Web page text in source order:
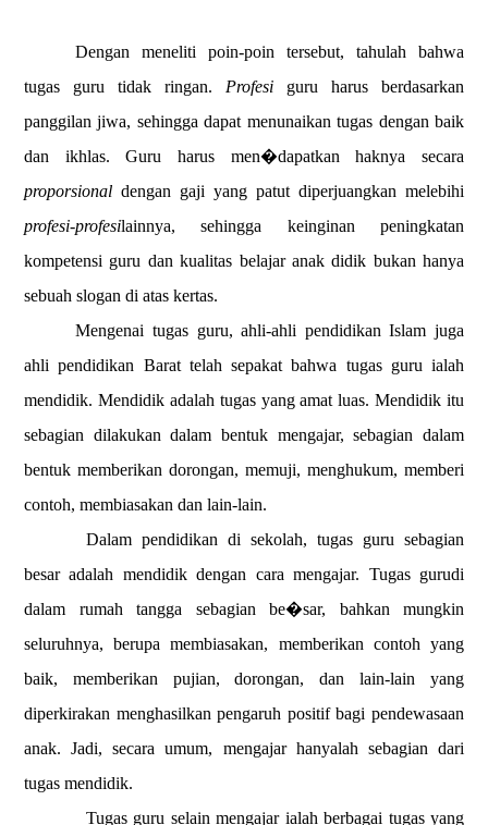
Dengan meneliti poin-poin tersebut, tahulah bahwa
tugas guru tidak ringan. Profesi guru harus berdasarkan
panggilan jiwa, sehingga dapat menunaikan tugas dengan baik
dan ikhlas. Guru harus men�dapatkan haknya secara
proporsional dengan gaji yang patut diperjuangkan melebihi
profesi-profesilainnya, sehingga keinginan peningkatan
kompetensi guru dan kualitas belajar anak didik bukan hanya
sebuah slogan di atas kertas.
Mengenai tugas guru, ahli-ahli pendidikan Islam juga
ahli pendidikan Barat telah sepakat bahwa tugas guru ialah
mendidik. Mendidik adalah tugas yang amat luas. Mendidik itu
sebagian dilakukan dalam bentuk mengajar, sebagian dalam
bentuk memberikan dorongan, memuji, menghukum, memberi
contoh, membiasakan dan lain-lain.
Dalam pendidikan di sekolah, tugas guru sebagian
besar adalah mendidik dengan cara mengajar. Tugas gurudi
dalam rumah tangga sebagian be�sar, bahkan mungkin
seluruhnya, berupa membiasakan, memberikan contoh yang
baik, memberikan pujian, dorongan, dan lain-lain yang
diperkirakan menghasilkan pengaruh positif bagi pendewasaan
anak. Jadi, secara umum, mengajar hanyalah sebagian dari
tugas mendidik.
Tugas guru selain mengajar ialah berbagai tugas yang